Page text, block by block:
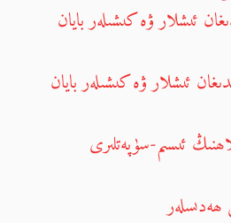
ئىشلار ۋە كىشىلەر بايان
ئىشلار ۋە كىشىلەر بايان
ئىسىم-سۈپەتلىرى
ھەدىسلەر